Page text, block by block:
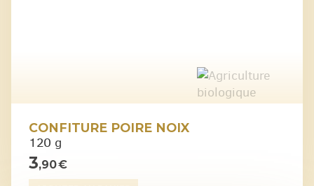
CONFITURE POIRE NOIX
120 g
3,90 €